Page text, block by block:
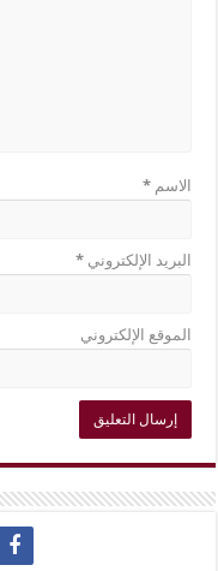
الاسم*
البريد الإلكتروني*
الموقع الإلكتروني